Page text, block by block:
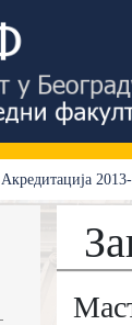
Акредитација